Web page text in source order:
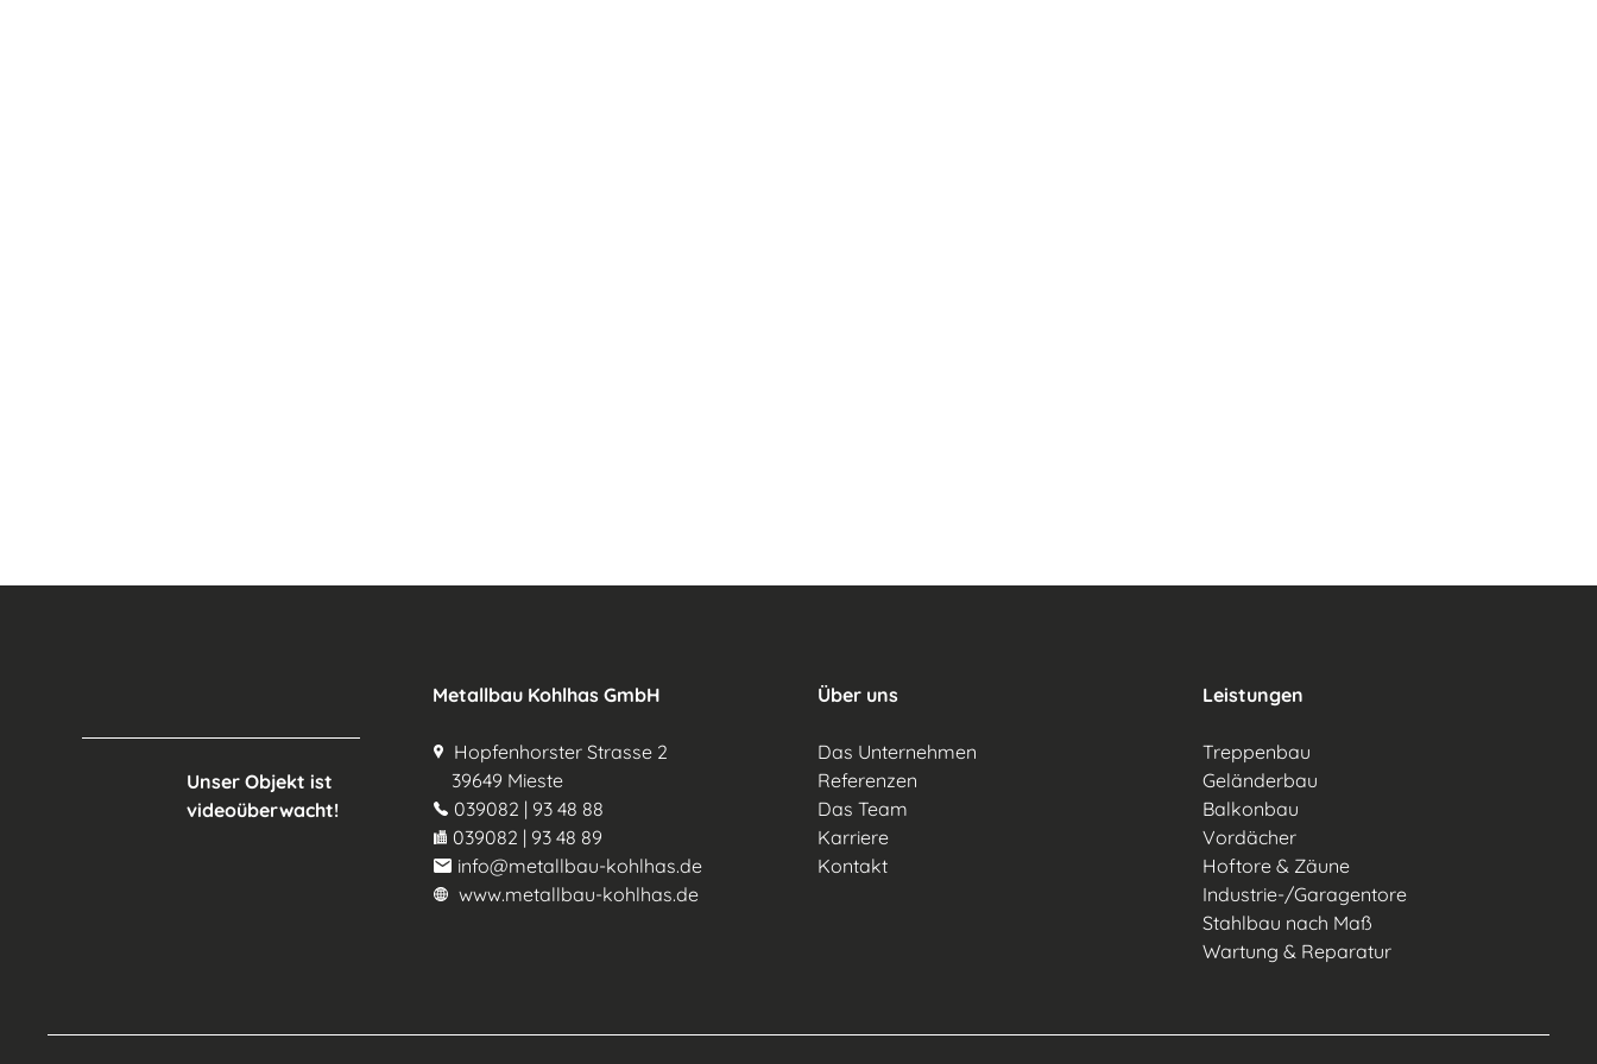
Unser Objekt ist
videoüberwacht!
Metallbau Kohlhas GmbH
Hopfenhorster Strasse 2
39649 Mieste
039082 | 93 48 88
039082 | 93 48 89
info@metallbau-kohlhas.de
www.metallbau-kohlhas.de
Über uns
Das Unternehmen
Referenzen
Das Team
Karriere
Kontakt
Leistungen
Treppenbau
Geländerbau
Balkonbau
Vordächer
Hoftore & Zäune
Industrie-/Garagentore
Stahlbau nach Maß
Wartung & Reparatur